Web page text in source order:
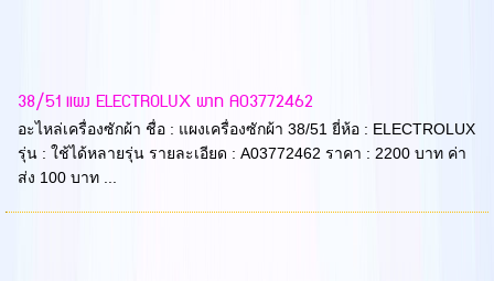
38/51 แผง ELECTROLUX พาท A03772462
อะไหล่เครื่องซักผ้า ชื่อ : แผงเครื่องซักผ้า 38/51 ยี่ห้อ : ELECTROLUX
รุ่น : ใช้ได้หลายรุ่น รายละเอียด : A03772462 ราคา : 2200 บาท ค่า
ส่ง 100 บาท ...